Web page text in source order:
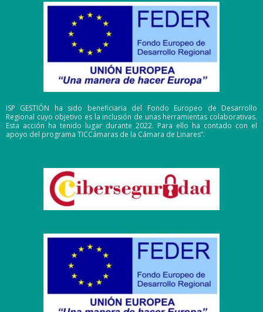
ISP GESTIÓN ha sido beneficiaria del Fondo Europeo de Desarrollo
Regional cuyo objetivo es la inclusión de unas herramientas colaborativas.
Esta acción ha tenido lugar durante 2022. Para ello ha contado con el
apoyo del programa TICCámaras de la Cámara de Linares”.